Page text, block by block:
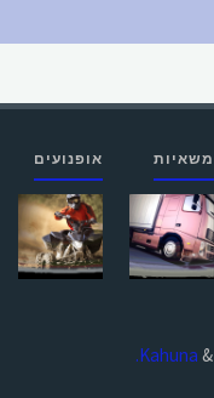
משאיות אופנועים
&